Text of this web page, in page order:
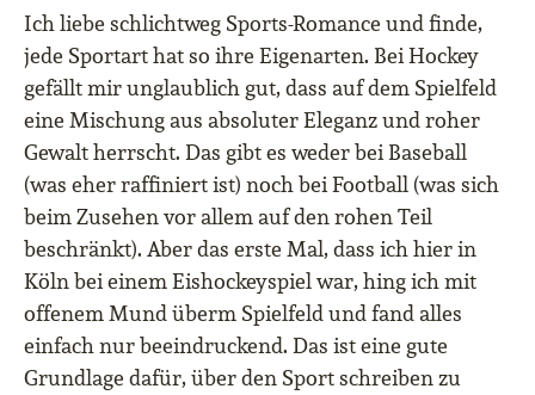
Ich liebe schlichtweg Sports-Romance und finde,
jede Sportart hat so ihre Eigenarten. Bei Hockey
gefällt mir unglaublich gut, dass auf dem Spielfeld
eine Mischung aus absoluter Eleganz und roher
Gewalt herrscht. Das gibt es weder bei Baseball
(was eher raffiniert ist) noch bei Football (was sich
beim Zusehen vor allem auf den rohen Teil
beschränkt). Aber das erste Mal, dass ich hier in
Köln bei einem Eishockeyspiel war, hing ich mit
offenem Mund überm Spielfeld und fand alles
einfach nur beeindruckend. Das ist eine gute
Grundlage dafür, über den Sport schreiben zu